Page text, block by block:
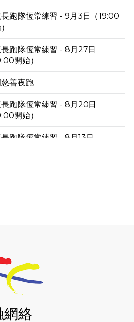
跑隊恆常練習 - 9月3日（19:00
跑隊恆常練習 - 8月27日
開始）
慈善夜跑
跑隊恆常練習 - 8月20日
開始）
跑隊恆常練習 - 8月13日
長跑隊恆常練習 - 7月23日
開始）
長跑隊恆常練習 - 7月16日
網絡